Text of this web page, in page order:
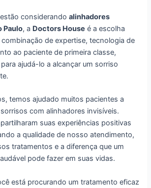
estão considerandoalinhadores
Paulo, a Doctors House é a escolha
de expertise, tecnologia de
ao paciente de primeira classe,
ajudá-lo a alcançar um sorriso
temos ajudado muitos pacientes a
com alinhadores invisíveis.
suas experiências positivas
a qualidade de nosso atendimento,
tratamentos e a diferença que um
pode fazer em suas vidas.
está procurando um tratamento eficaz